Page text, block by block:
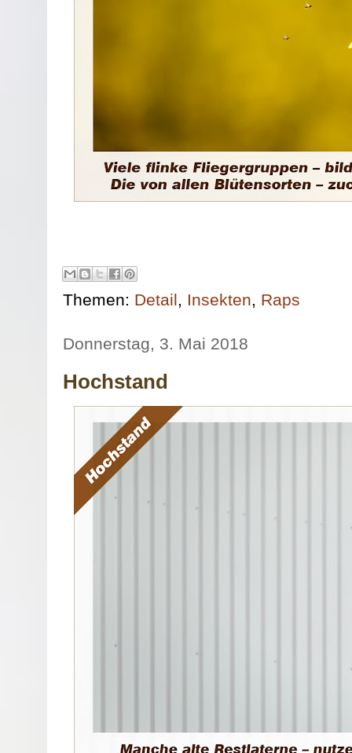
Themen: Detail, Insekten, Raps
Donnerstag, 3. Mai 2018
Hochstand